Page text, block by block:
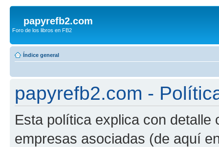
papyrefb2.com
Foro de los libros en FB2
Índice general
papyrefb2.com -
Esta política explica con
empresas asociadas (de aquí